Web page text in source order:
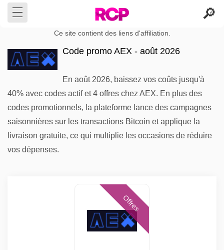
Ce site contient des liens d'affiliation.
Code promo AEX - août 2026
En août 2026, baissez vos coûts jusqu'à
40% avec codes actif et 4 offres chez AEX. En plus des
codes promotionnels, la plateforme lance des campagnes
saisonnières sur les transactions Bitcoin et applique la
livraison gratuite, ce qui multiplie les occasions de réduire
vos dépenses.
Offres